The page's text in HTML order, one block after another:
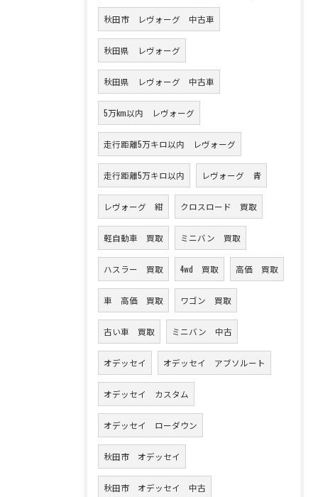
秋田市 レヴォーグ 中古車
秋田県 レヴォーグ
秋田県 レヴォーグ 中古車
5万km以内 レヴォーグ
走行距離5万キロ以内 レヴォーグ
走行距離5万キロ以内 レヴォーグ 青
レヴォーグ 紺 クロスロード 買取
軽自動車 買取 ミニバン 買取
ハスラー 買取 4wd 買取 高価 買取
車 高価 買取 ワゴン 買取
古い車 買取 ミニバン 中古
オデッセイ オデッセイ アブソルート
オデッセイ カスタム
オデッセイ ローダウン
秋田市 オデッセイ
秋田市 オデッセイ 中古